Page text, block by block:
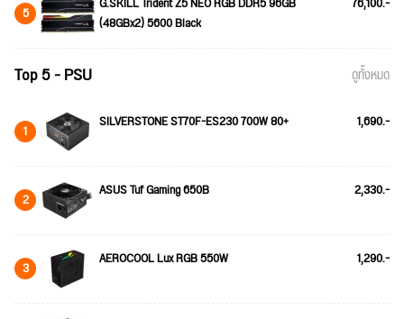
5
(48GBx2) 5600 Black
Top 5 - PSU ดูทั้งหมด
1 SILVERSTONE ST70F-ES230 700W 80+ 1,690.-
2 ASUS Tuf Gaming 650B 2,330.-
3 AEROCOOL Lux RGB 550W 1,290.-